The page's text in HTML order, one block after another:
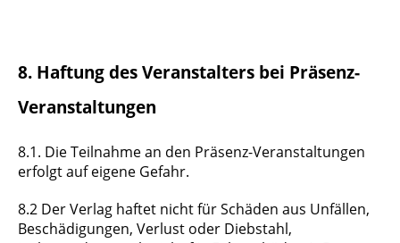
8. Haftung des Veranstalters bei Präsenz-
Veranstaltungen
8.1. Die Teilnahme an den Präsenz-Veranstaltungen
erfolgt auf eigene Gefahr.
8.2 Der Verlag haftet nicht für Schäden aus Unfällen,
Beschädigungen, Verlust oder Diebstahl,